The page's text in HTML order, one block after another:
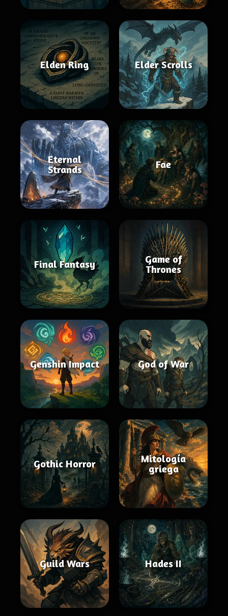
Elden Ring Elder Scrolls
Eternal
Strands
Fae
Final Fantasy
Game of
Thrones
Genshin Impact God of War
Gothic Horror
Mitología
griega
Guild Wars Hades II